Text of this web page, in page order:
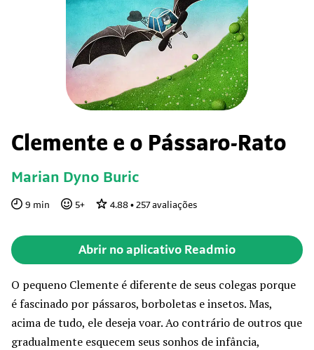
Clemente e o Pássaro-Rato
Marian Dyno Buric
9 min 5+ 4.88 • 257avaliações
Abrir no aplicativo Readmio
O pequeno Clemente é diferente de seus colegas porque
é fascinado por pássaros, borboletas e insetos. Mas,
acima de tudo, ele deseja voar. Ao contrário de outros que
gradualmente esquecem seus sonhos de infância,